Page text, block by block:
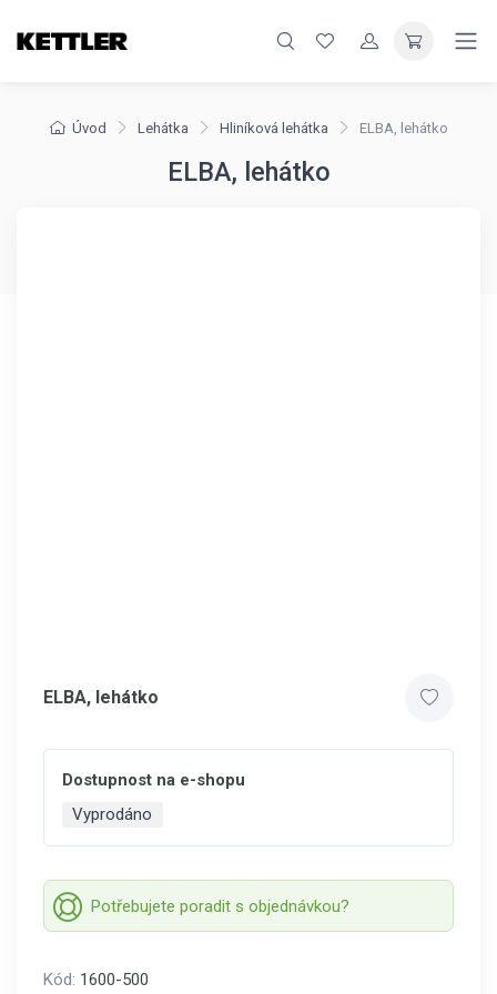
Úvod Lehátka Hliníková lehátka ELBA, lehátko
ELBA, lehátko
ELBA, lehátko
Dostupnost na e-shopu
Vyprodáno
Potřebujete poradit s objednávkou?
Kód: 1600-500